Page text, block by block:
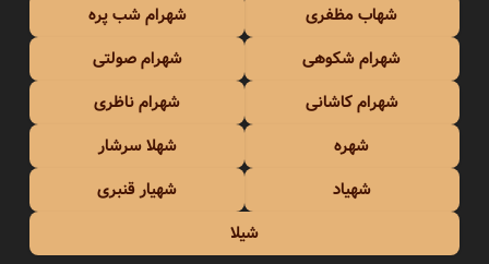
شهاب مظفری
شهرام شب پره
شهرام شکوهی
شهرام صولتی
شهرام کاشانی
شهرام ناظری
شهره
شهلا سرشار
شهیاد
شهیار قنبری
شیلا